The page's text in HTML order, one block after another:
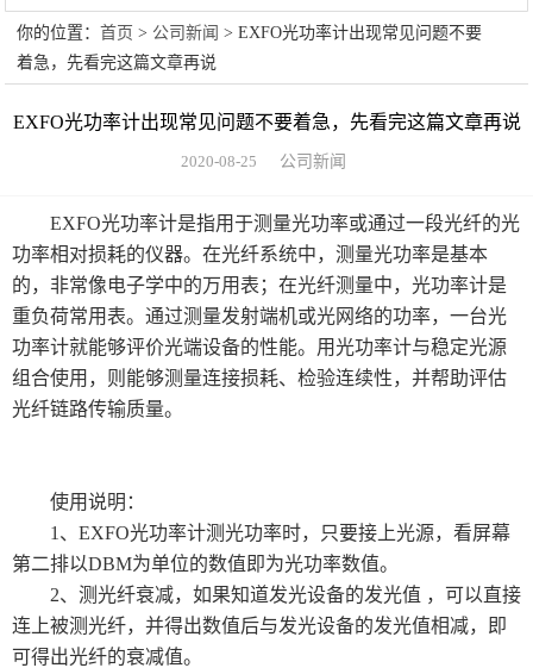
你的位置：首页 > 公司新闻 > EXFO光功率计出现常见问题不要
着急，先看完这篇文章再说
EXFO光功率计出现常见问题不要着急，先看完这篇文章再说
2020-08-25 公司新闻
EXFO光功率计是指用于测量光功率或通过一段光纤的光
功率相对损耗的仪器。在光纤系统中，测量光功率是基本
的，非常像电子学中的万用表；在光纤测量中，光功率计是
重负荷常用表。通过测量发射端机或光网络的功率，一台光
功率计就能够评价光端设备的性能。用光功率计与稳定光源
组合使用，则能够测量连接损耗、检验连续性，并帮助评估
光纤链路传输质量。
使用说明：
1、EXFO光功率计测光功率时，只要接上光源，看屏幕
第二排以DBM为单位的数值即为光功率数值。
2、测光纤衰减，如果知道发光设备的发光值 ，可以直接
连上被测光纤，并得出数值后与发光设备的发光值相减，即
可得出光纤的衰减值。